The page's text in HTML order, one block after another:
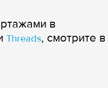
в
Threads, смотрите в